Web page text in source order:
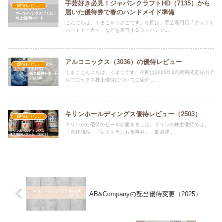
手芸好き必見！ジャパンクラフトHD（7135）から
届いた優待券で春のハンドメイド準備
こんにちは。くまこ＆うさこです。今回は、手芸専門店「クラフト
ハートトーカイ」などを運営するジャパンク...
アルコニックス（3036）の優待レビュー
くまここんにちは、くまこです。今回は2025年3月権利確定分のア
ルコニックス株主優待についてご紹介し...
優待レビュー キリンホールディングス優待レビュー（2503）
キリンから優待のビールが届きました。キリンの株主優待では、
「自社商品」「レストランお食事券」「飲酒運...
AB&Companyの配当優待変更（2025）